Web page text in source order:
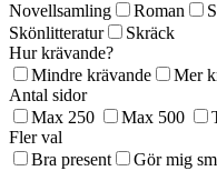
Novellsamling
Roman
Skönlitteratur
Skräck
Hur krävande?
Mindre krävande
Mer
Antal sidor
Max 250
Max 500
Fler val
Bra present
Gör mig